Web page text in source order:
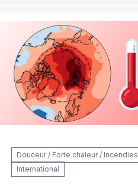
Douceur / Forte chaleur / Incendies
International